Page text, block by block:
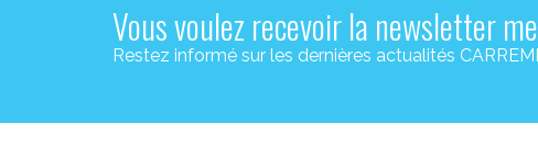
Vous voulez recevoir la newsletter
Restez informé sur les dernières actualités